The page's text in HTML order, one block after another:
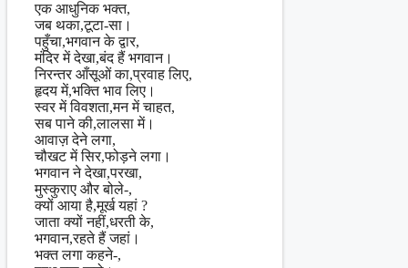
एक आधुनिक भक्त,
जब थका,टूटा-सा।
पहुँचा,भगवान के द्वार,
मंदिर में देखा,बंद हैं भगवान।
निरन्तर आँसूओं का,प्रवाह लिए,
हृदय में,भक्ति भाव लिए।
स्वर में विवशता,मन में चाहत,
सब पाने की,लालसा में।
आवाज़ देने लगा,
चौखट में सिर,फोड़ने लगा।
भगवान ने देखा,परखा,
मुस्कुराए और बोले-,
क्यों आया है,मूर्ख यहां ?
जाता क्यों नहीं,धरती के,
भगवान,रहते हैं जहां।
भक्त लगा कहने-,